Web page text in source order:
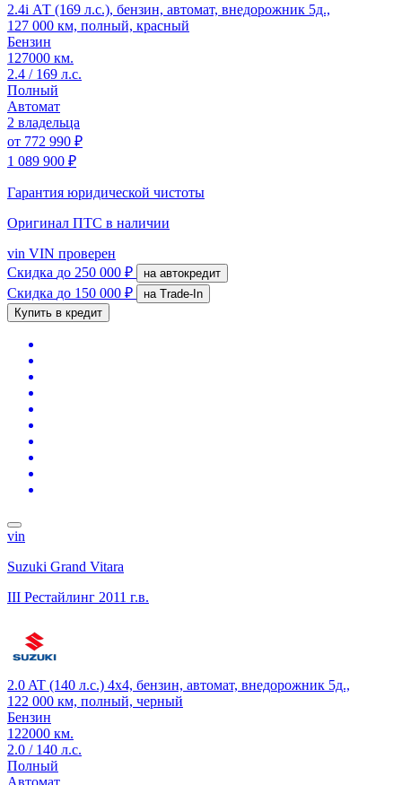
2.4i АТ (169 л.с.), бензин, автомат, внедорожник 5д.,
127 000 км, полный, красный
Бензин
127000 км.
2.4 / 169 л.с.
Полный
Автомат
2 владельца
от 772 990 ₽
1 089 900 ₽
Гарантия юридической чистоты
Оригинал ПТС в наличии
vin VIN проверен
Скидка до 250 000 ₽ на автокредит
Скидка до 150 000 ₽
на Trade-In
Купить в кредит
vin
Suzuki Grand Vitara
III Рестайлинг 2011 г.в.
2.0 AT (140 л.с.) 4x4, бензин, автомат, внедорожник 5д.,
122 000 км, полный, черный
Бензин
122000 км.
2.0 / 140 л.с.
Полный
Автомат